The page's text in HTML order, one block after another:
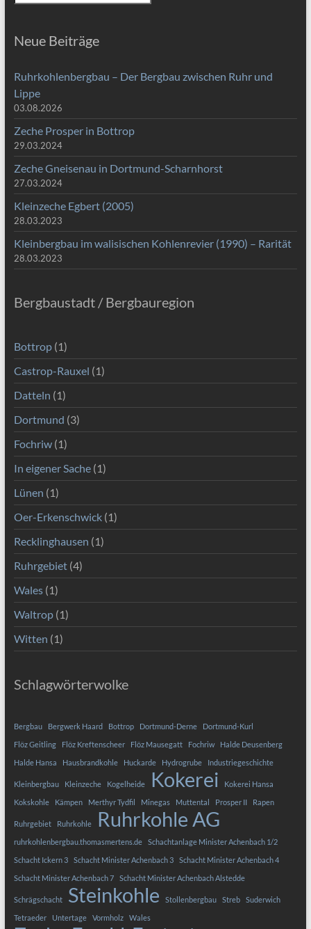
Neue Beiträge
Ruhrkohlenbergbau – Der Bergbau zwischen Ruhr und
Lippe
03.08.2026
Zeche Prosper in Bottrop
29.03.2024
Zeche Gneisenau in Dortmund-Scharnhorst
27.03.2024
Kleinzeche Egbert (2005)
28.03.2023
Kleinbergbau im walisischen Kohlenrevier (1990) – Rarität
28.03.2023
Bergbaustadt / Bergbauregion
Bottrop(1)
Castrop-Rauxel (1)
Datteln (1)
Dortmund (3)
Fochriw(1)
In eigener Sache(1)
Lünen (1)
Oer-Erkenschwick(1)
Recklinghausen (1)
Ruhrgebiet(4)
Wales(1)
Waltrop(1)
Witten (1)
Schlagwörterwolke
Bergbau Bergwerk Haard Bottrop Dortmund-Derne
Dortmund-Kurl
Flöz Geitling
Flöz Kreftenscheer Flöz Mausegatt Fochriw
Halde Deusenberg
Halde Hansa
Hausbrandkohle Huckarde Hydrogrube Industriegeschichte
Kleinbergbau Kleinzeche Kogelheide Kokerei
Kokerei Hansa
Kokskohle
Kämpen Merthyr Tydfil Minegas Muttental Prosper II Rapen
Ruhrgebiet Ruhrkohle Ruhrkohle AG
ruhrkohlenbergbau.thomasmertens.de
Schachtanlage Minister Achenbach 1/2
Schacht Ickern 3
Schacht Minister Achenbach 3
Schacht Minister Achenbach 4
Schacht Minister Achenbach 7
Schacht Minister Achenbach Alstedde
Schrägschacht Steinkohle Stollenbergbau Streb
Suderwich
Tetraeder
Untertage Vormholz Wales